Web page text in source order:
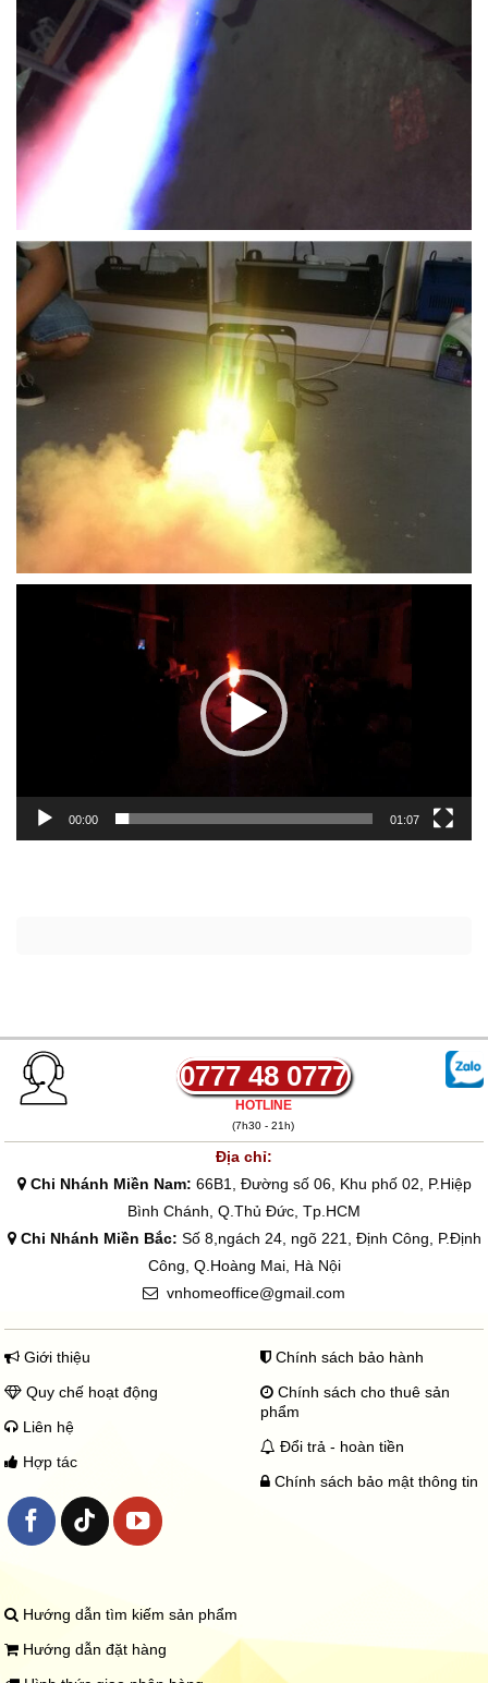
00:00 01:07
0777 48 0777
HOTLINE
(7h30 - 21h)
Địa chỉ:
Chi Nhánh Miền Nam: 66B1, Đường số 06, Khu phố 02, P.Hiệp
Bình Chánh, Q.Thủ Đức, Tp.HCM
Chi Nhánh Miền Bắc: Số 8,ngách 24, ngõ 221, Định Công, P.Định
Công, Q.Hoàng Mai, Hà Nội
vnhomeoffice@gmail.com
Giới thiệu
Quy chế hoạt động
Liên hệ
Hợp tác
Chính sách bảo hành
Chính sách cho thuê sản
phẩm
Đổi trả - hoàn tiền
Chính sách bảo mật thông tin
Hướng dẫn tìm kiếm sản phẩm
Hướng dẫn đặt hàng